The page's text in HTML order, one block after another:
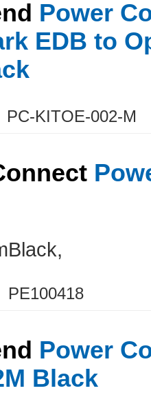
Power
EDB to
KITOE-002-M
Power
Black